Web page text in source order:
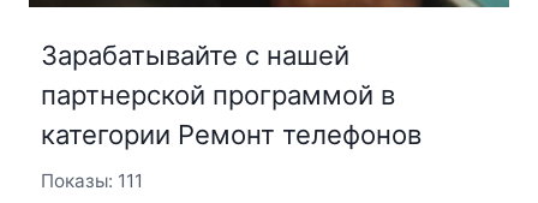
Зарабатывайте с нашей
партнерской программой в
категории Ремонт телефонов
Показы: 111